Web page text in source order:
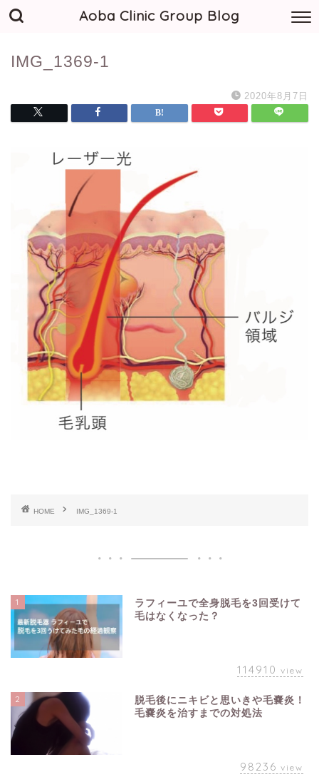
Aoba Clinic Group Blog
IMG_1369-1
2020年8月7日
HOME IMG_1369-1
1
ラフィーユで全身脱毛を3回受けて
毛はなくなった？
114910 view
2
脱毛後にニキビと思いきや毛嚢炎！
毛嚢炎を治すまでの対処法
98236 view